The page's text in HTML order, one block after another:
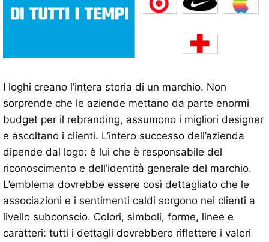
I loghi creano l’intera storia di un marchio. Non
sorprende che le aziende mettano da parte enormi
budget per il rebranding, assumono i migliori designer
e ascoltano i clienti. L’intero successo dell’azienda
dipende dal logo: è lui che è responsabile del
riconoscimento e dell’identità generale del marchio.
L’emblema dovrebbe essere così dettagliato che le
associazioni e i sentimenti caldi sorgono nei clienti a
livello subconscio. Colori, simboli, forme, linee e
caratteri: tutti i dettagli dovrebbero riflettere i valori